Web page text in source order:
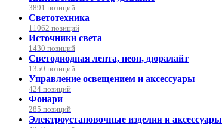
3891 позиций
Светотехника
11062 позиций
Источники света
1430 позиций
Светодиодная лента, неон, дюралайт
1350 позиций
Управление освещением и аксессуары
424 позиций
Фонари
285 позиций
Электроустановочные изделия и аксессуары